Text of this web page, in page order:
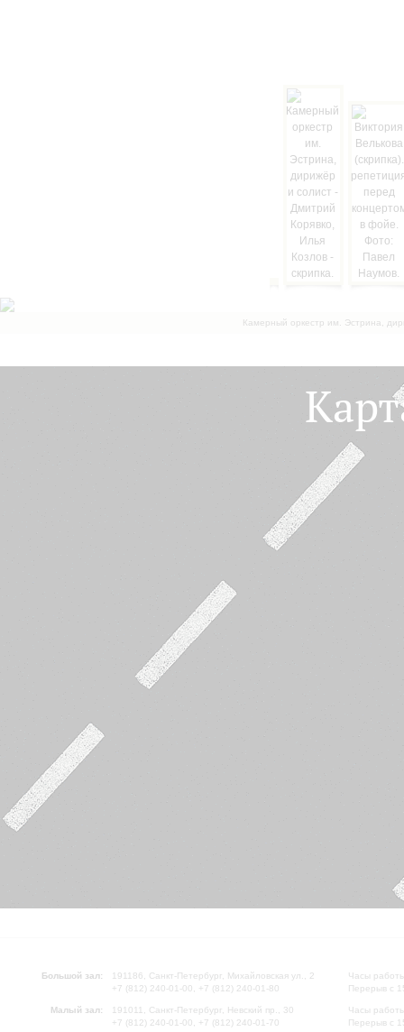
Камерный оркестр им. Эстрина,
Большой зал:
191186, Санкт-Петербург, Михайловская ул., 2
+7 (812) 240-01-00, +7 (812) 240-01-80
Малый зал:
191011, Санкт-Петербург, Невский пр., 30
+7 (812) 240-01-00, +7 (812) 240-01-70
Часы
Перерыв с
Часы
Перерыв с